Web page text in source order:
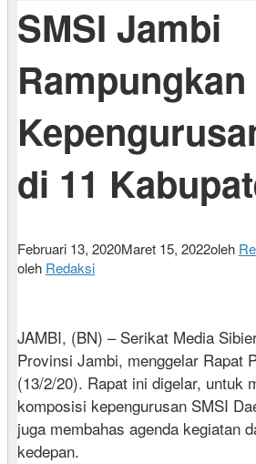
SMSI Jambi
Rampungkan
di 11
Februari 13, 2020Maret 15, 2022oleh
oleh Redaksi
JAMBI, (BN) – Serikat Media
Provinsi Jambi, menggelar Rapat
(13/2/20). Rapat ini digelar, untuk
komposisi kepengurusan SMSI
juga membahas agenda kegiatan
kedepan.